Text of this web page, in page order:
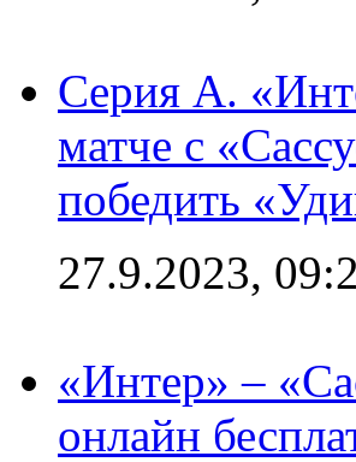
Серия А.
матче с
победить
27.9.2023,
«Интер» –
онлайн